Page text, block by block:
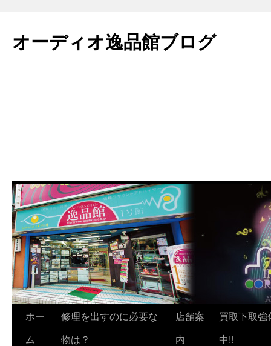
テ
ン
オーディオ逸品館ブログ
ホー
ム
修理を出すのに必要な
物は？
店舗案
内
買取下取強
中!!